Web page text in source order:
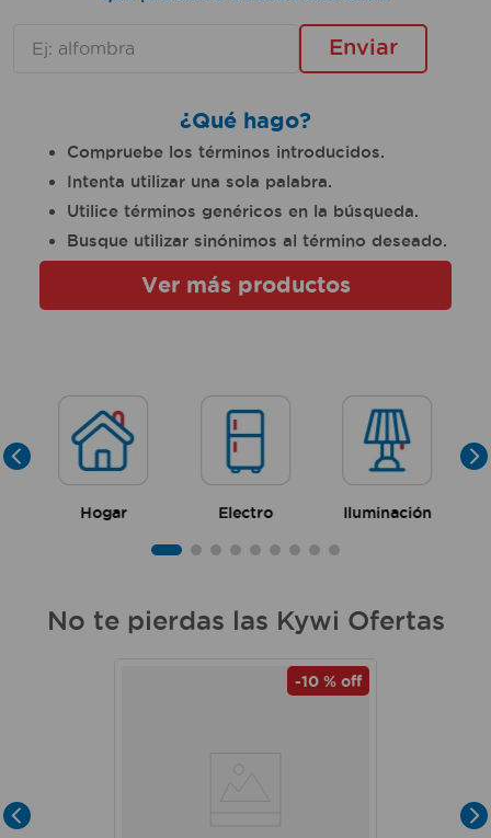
Enviar
¿Qué hago?
Compruebe los términos introducidos.
Intenta utilizar una sola palabra.
Utilice términos genéricos en la búsqueda.
Busque utilizar sinónimos al término deseado.
Ver más productos
Hogar Electro Iluminación
No te pierdas las Kywi Ofertas
-10 % off